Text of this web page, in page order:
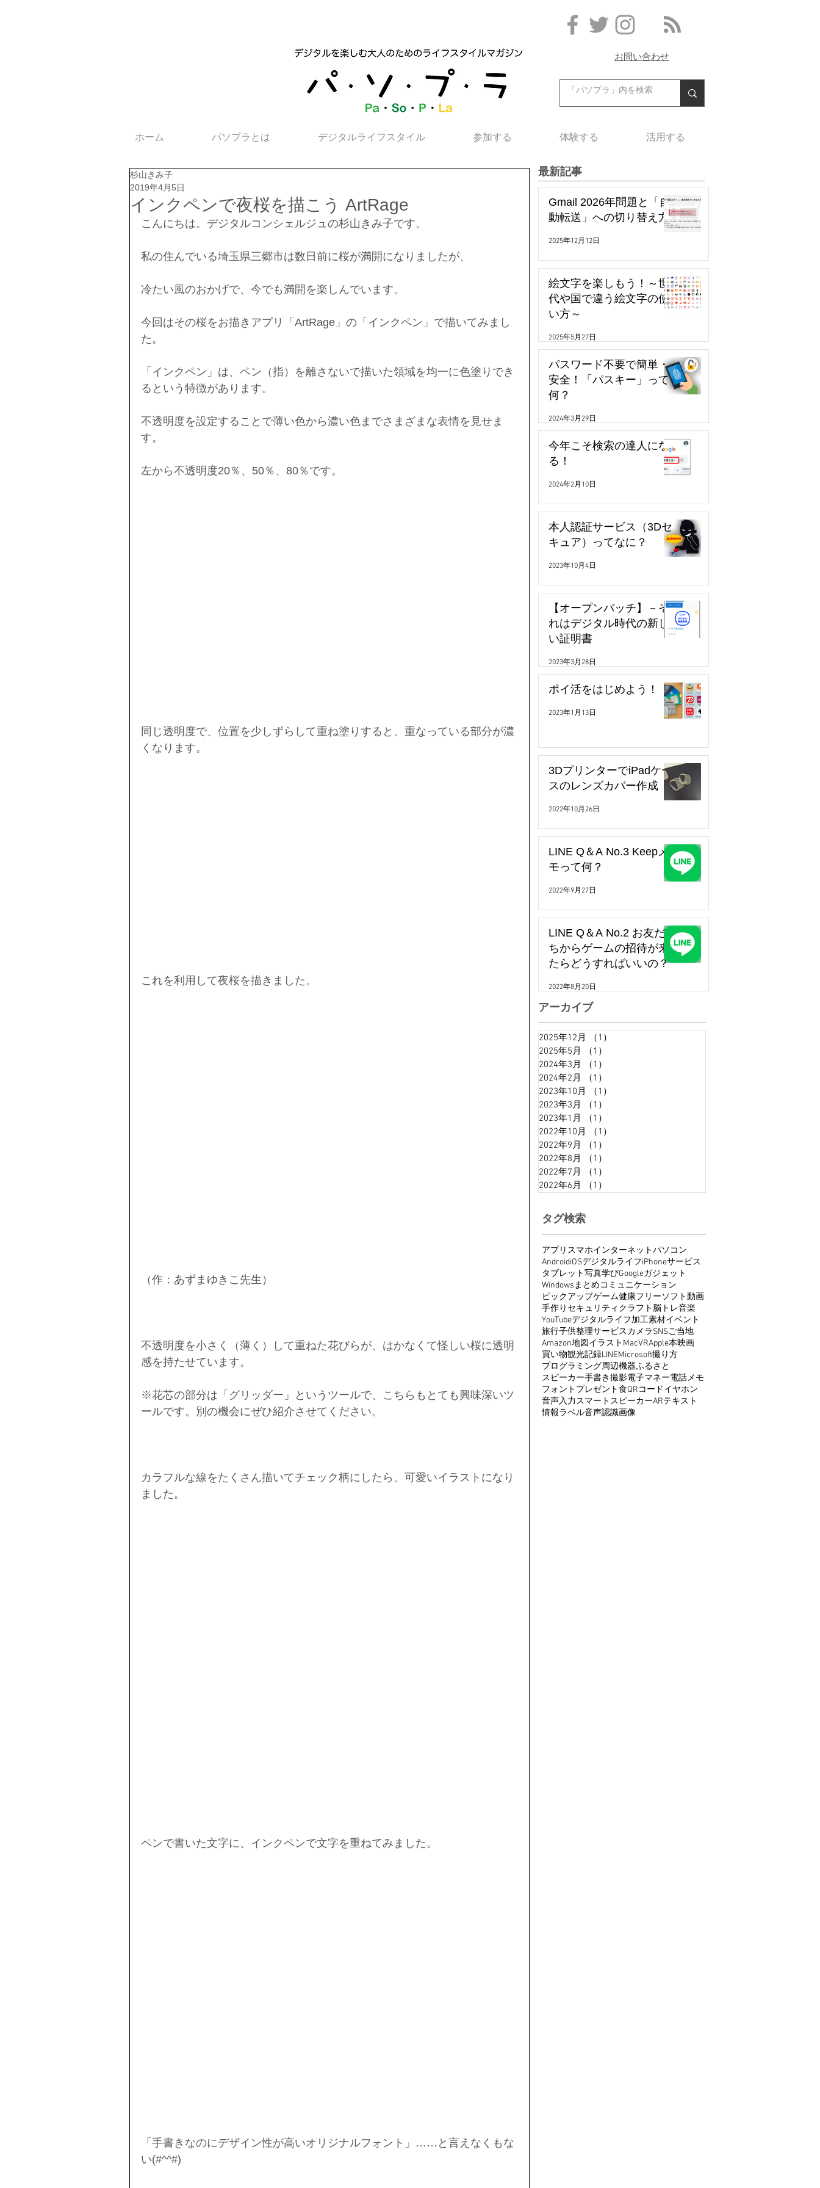
お問い合わせ
ホーム パソプラとは デジタルライフスタイル 参加する 体験する 活用する
インクペンで夜桜を描こう ArtRage
杉山きみ子
2019年4月5日
こんにちは。デジタルコンシェルジュの杉山きみ子です。
私の住んでいる埼玉県三郷市は数日前に桜が満開になりましたが、
冷たい風のおかげで、今でも満開を楽しんでいます。
今回はその桜をお描きアプリ「ArtRage」の「インクペン」で描いてみまし
た。
「インクペン」は、ペン（指）を離さないで描いた領域を均一に色塗りでき
るという特徴があります。
不透明度を設定することで薄い色から濃い色までさまざまな表情を見せま
す。
左から不透明度20％、50％、80％です。
同じ透明度で、位置を少しずらして重ね塗りすると、重なっている部分が濃
くなります。
これを利用して夜桜を描きました。
（作：あずまゆきこ先生）
不透明度を小さく（薄く）して重ねた花びらが、はかなくて怪しい桜に透明
感を持たせています。
※花芯の部分は「グリッダー」というツールで、こちらもとても興味深いツ
ールです。別の機会にぜひ紹介させてください。
カラフルな線をたくさん描いてチェック柄にしたら、可愛いイラストになり
ました。
ペンで書いた文字に、インクペンで文字を重ねてみました。
「手書きなのにデザイン性が高いオリジナルフォント」……と言えなくもな
い(#^^#)
最新記事
Gmail 2026年問題と「自
動転送」への切り替え方
2025年12月12日
絵文字を楽しもう！～世
代や国で違う絵文字の使
い方～
2025年5月27日
パスワード不要で簡単・
安全！「パスキー」って
何？
2024年3月29日
今年こそ検索の達人にな
る！
2024年2月10日
本人認証サービス（3Dセ
キュア）ってなに？
2023年10月4日
【オープンバッチ】－そ
れはデジタル時代の新し
い証明書
2023年3月28日
ポイ活をはじめよう！
2023年1月13日
3DプリンターでiPadケー
スのレンズカバー作成
2022年10月26日
LINE Q＆A No.3 Keepメ
モって何？
2022年9月27日
LINE Q＆A No.2 お友だ
ちからゲームの招待が来
たらどうすればいいの？
2022年8月20日
アーカイブ
2025年12月 （1）
2025年5月
（1）
2024年3月
（1）
2024年2月
（1）
2023年10月
（1）
2023年3月
（1）
2023年1月
（1）
2022年10月
（1）
2022年9月
（1）
2022年8月
（1）
2022年7月
（1）
2022年6月
（1）
タグ検索
アプリ スマホインターネットパソコン
AndroidiOSデジタルライフiPhoneサービス
タブレット写真学びGoogleガジェット
Windowsまとめコミュニケーション
ピックアップゲーム健康フリーソフト動画
手作り セキュリティ クラフト脳トレ音楽
YouTubeデジタルライフ加工素材イベント
旅行子供整理サービスカメラSNSご当地
Amazon地図イラスト MacVRApple本映画
買い物観光記録LINEMicrosoft撮り方
プログラミング周辺機器ふるさと
スピーカー手書き撮影電子マネー電話メモ
フォント プレゼント食QRコードイヤホン
音声入力スマートスピーカーARテキスト
情報ラベル音声認識画像